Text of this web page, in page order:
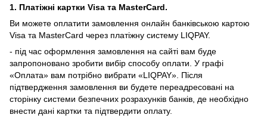
1. Платіжні картки Visa та MasterCard.
Ви можете оплатити замовлення онлайн банківською картою
Visa та MasterCard через платіжну систему LIQPAY.
- під час оформлення замовлення на сайті вам буде
запропоновано зробити вибір способу оплати. У графі
«Оплата» вам потрібно вибрати «LIQPAY». Після
підтвердження замовлення ви будете переадресовані на
сторінку системи безпечних розрахунків банків, де необхідно
внести дані картки та підтвердити оплату.